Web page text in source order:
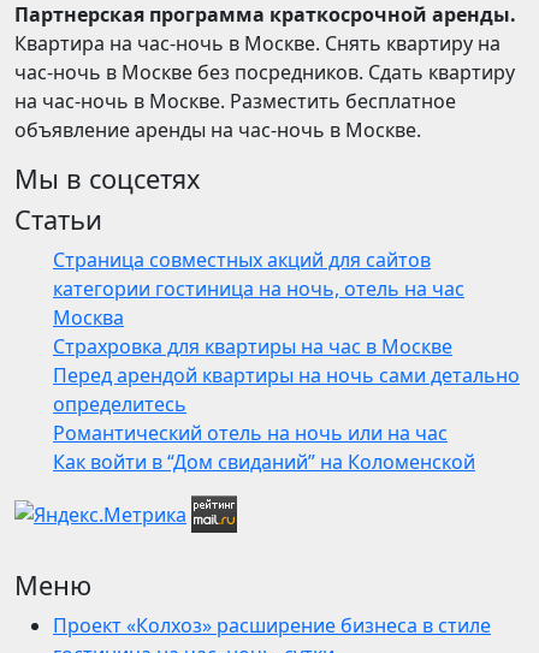
Партнерская программа краткосрочной аренды.
Квартира на час-ночь в Москве. Снять квартиру на
час-ночь в Москве без посредников. Сдать квартиру
на час-ночь в Москве. Разместить бесплатное
объявление аренды на час-ночь в Москве.
Мы в соцсетях
Статьи
Страница совместных акций для сайтов
категории гостиница на ночь, отель на час
Москва
Страхровка для квартиры на час в Москве
Перед арендой квартиры на ночь сами детально
определитесь
Романтический отель на ночь или на час
Как войти в “Дом свиданий” на Коломенской
Меню
Проект «Колхоз» расширение бизнеса в стиле